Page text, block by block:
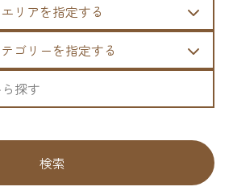
エリアを指定する
ゴリーを指定する
検索